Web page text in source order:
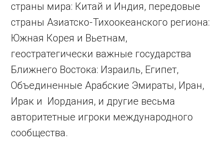
страны мира: Китай и Индия, передовые
страны Азиатско-Тихоокеанского региона:
Южная Корея и Вьетнам,
геостратегически важные государства
Ближнего Востока: Израиль, Египет,
Объединенные Арабские Эмираты, Иран,
Ирак и Иордания, и другие весьма
авторитетные игроки международного
сообщества.